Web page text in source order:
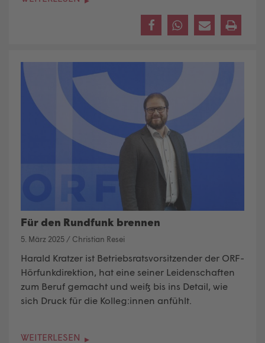
Für den Rundfunk brennen
5. März 2025 / Christian Resei
Harald Kratzer ist Betriebsratsvorsitzender der ORF-
Hörfunkdirektion, hat eine seiner Leidenschaften
zum Beruf gemacht und weiß bis ins Detail, wie
sich Druck für die Kolleg:innen anfühlt.
WEITERLESEN